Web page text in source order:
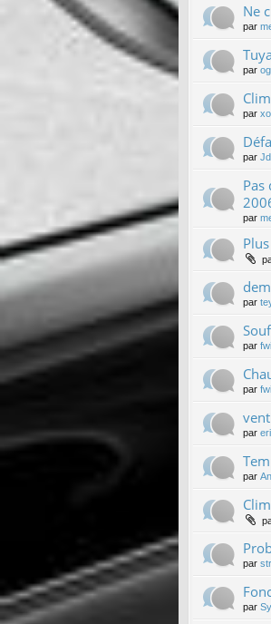
Ne
par
par
par
par
par
par
par
par
par
par
par
par